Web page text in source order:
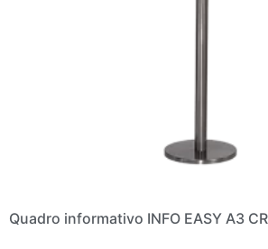
Quadro informativo INFO EASY A3